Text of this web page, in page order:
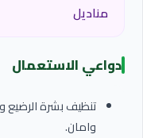
مناديل
دواعي الاستعمال
تنظيف بشرة الرضيع
وامان.